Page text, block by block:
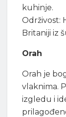
kuhinje.
Održivost:
Britaniji iz
Orah
Orah je
vlaknima.
izgledu i